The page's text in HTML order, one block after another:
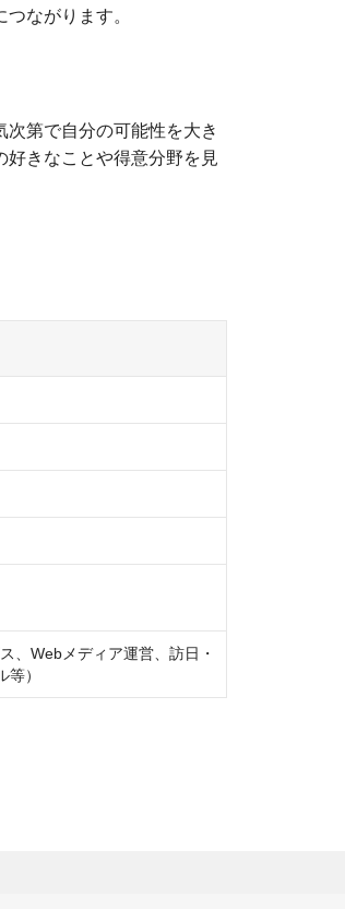
ながります。
第で自分の可能性を大き
好きなことや得意分野を見
、Webメディア運営、訪日・
）